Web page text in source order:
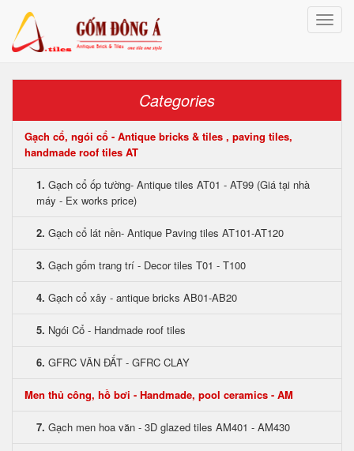
Toggle
Categories
Gạch cổ, ngói cổ - Antique bricks & tiles , paving tiles,
handmade roof tiles AT
1. Gạch cổ ốp tường- Antique tiles AT01 - AT99 (Giá tại nhà
máy - Ex works price)
2. Gạch cổ lát nền- Antique Paving tiles AT101-AT120
3. Gạch gốm trang trí - Decor tiles T01 - T100
4. Gạch cổ xây - antique bricks AB01-AB20
5. Ngói Cổ - Handmade roof tiles
6. GFRC VÂN ĐẤT - GFRC CLAY
Men thủ công, hồ bơi - Handmade, pool ceramics - AM
7. Gạch men hoa văn - 3D glazed tiles AM401 - AM430